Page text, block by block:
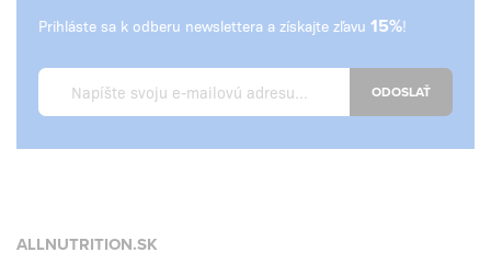
Prihláste sa k odberu newslettera a získajte zľavu 15%!
ODOSLAŤ
ALLNUTRITION.SK